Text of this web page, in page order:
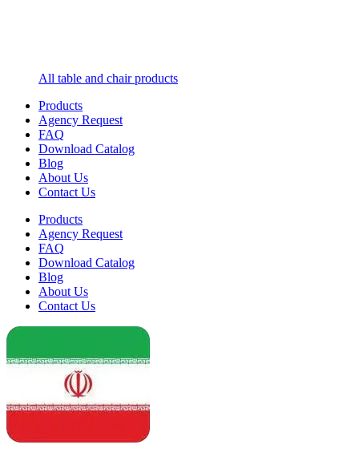
All table and chair products
Products
Agency Request
FAQ
Download Catalog
Blog
About Us
Contact Us
Products
Agency Request
FAQ
Download Catalog
Blog
About Us
Contact Us